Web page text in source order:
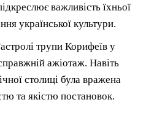
важливість їхньої
української культури.
трупи Корифеїв у
ажіотаж. Навіть
столиці була вражена
та якістю постановок.